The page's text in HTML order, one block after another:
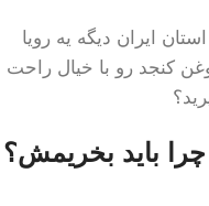
خرید تضمینی روغن کنجد اصل در 31 استان ایران دیگه یه رویا
کنجد رو با خیال راحت
باید بخریمش؟